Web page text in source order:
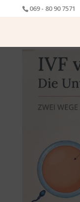
069 - 80 90 7571